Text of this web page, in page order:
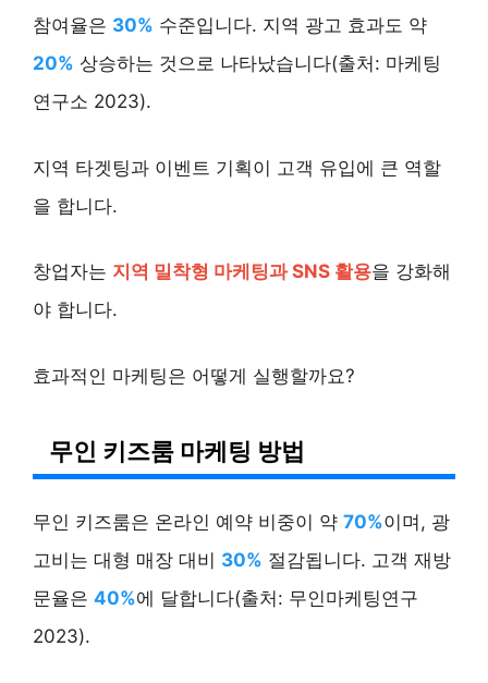
참여율은 30% 수준입니다. 지역 광고 효과도 약
20% 상승하는 것으로 나타났습니다(출처: 마케팅
연구소 2023).
지역 타겟팅과 이벤트 기획이 고객 유입에 큰 역할
을 합니다.
창업자는 지역 밀착형 마케팅과 SNS 활용을 강화해
야 합니다.
효과적인 마케팅은 어떻게 실행할까요?
무인 키즈룸 마케팅 방법
무인 키즈룸은 온라인 예약 비중이 약 70%이며, 광
고비는 대형 매장 대비 30% 절감됩니다. 고객 재방
문율은 40%에 달합니다(출처: 무인마케팅연구
2023).